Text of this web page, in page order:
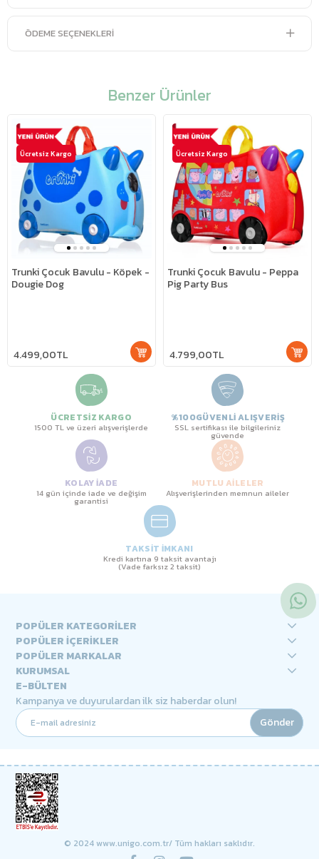
ÖDEME SEÇENEKLERI
Benzer Ürünler
Trunki Çocuk Bavulu - Köpek -
Dougie Dog
4.499,00TL
Ücretsiz Kargo
Trunki Çocuk Bavulu - Peppa
Pig Party Bus
4.799,00TL
Ücretsiz Kargo
ÜCRETSİZ KARGO
1500 TL ve üzeri alışverişlerde
%100GÜVENLİ ALIŞVERİŞ
SSL sertifikası ile bilgileriniz
güvende
KOLAY İADE
14 gün içinde iade ve değişim
garantisi
MUTLU AİLELER
Alışverişlerinden memnun aileler
TAKSİT İMKANI
Kredi kartına 9 taksit avantajı
(Vade farksız 2 taksit)
POPÜLER KATEGORİLER
POPÜLER İÇERİKLER
POPÜLER MARKALAR
KURUMSAL
E-BÜLTEN
Kampanya ve duyurulardan ilk siz haberdar olun!
Gönder
© 2024 www.unigo.com.tr/ Tüm hakları saklıdır.